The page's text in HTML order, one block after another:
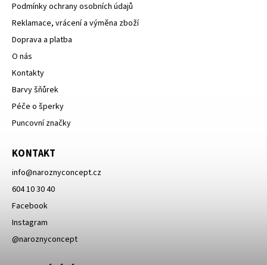
Podmínky ochrany osobních údajů
Reklamace, vrácení a výměna zboží
Doprava a platba
O nás
Kontakty
Barvy šňůrek
Péče o šperky
Puncovní značky
KONTAKT
info@naroznyconcept.cz
604 10 30 40
Facebook
Instagram
@naroznyconcept